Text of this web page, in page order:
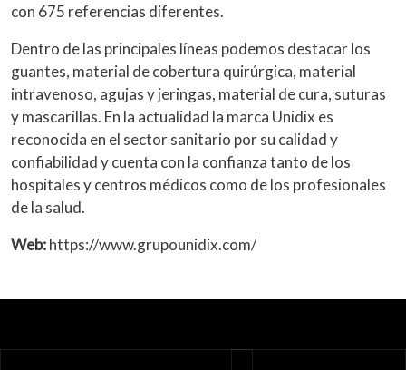
con 675 referencias diferentes.
Dentro de las principales líneas podemos destacar los
guantes, material de cobertura quirúrgica, material
intravenoso, agujas y jeringas, material de cura, suturas
y mascarillas. En la actualidad la marca Unidix es
reconocida en el sector sanitario por su calidad y
confiabilidad y cuenta con la confianza tanto de los
hospitales y centros médicos como de los profesionales
de la salud.
Web:https://www.grupounidix.com/